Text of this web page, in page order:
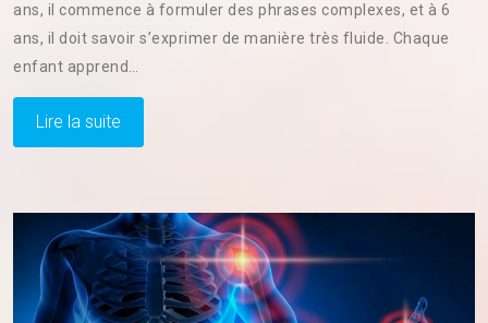
:
À
ans, il commence à formuler des phrases complexes, et à 6
ans, il doit savoir s’exprimer de manière très fluide. Chaque
enfant apprend…
Lire la suite